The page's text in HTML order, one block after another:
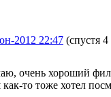
2012 22:47 (спустя 4
очень хороший
как-то тоже хотел